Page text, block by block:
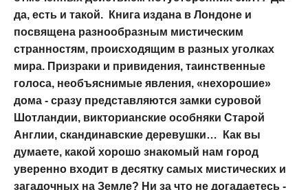
да, есть и такой. Книга издана в Лондоне и
посвящена разнообразным мистическим
странностям, происходящим в разных уголках
мира. Призраки и привидения, таинственные
голоса, необъяснимые явления, «нехорошие»
дома - сразу представляются замки суровой
Шотландии, викторианские особняки Старой
Англии, скандинавские деревушки… Как вы
думаете, какой хорошо знакомый нам город
уверенно входит в десятку самых мистических и
загадочных на Земле? Ни за что не догадаетесь -